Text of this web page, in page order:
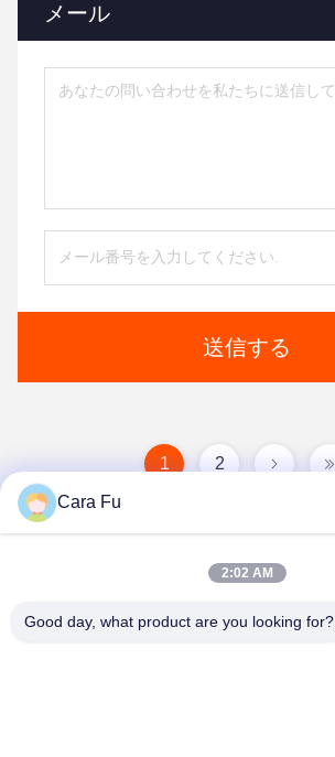
メール
送信する
1 2
Cara Fu
2:02 AM
Good day, what product are you looking for?